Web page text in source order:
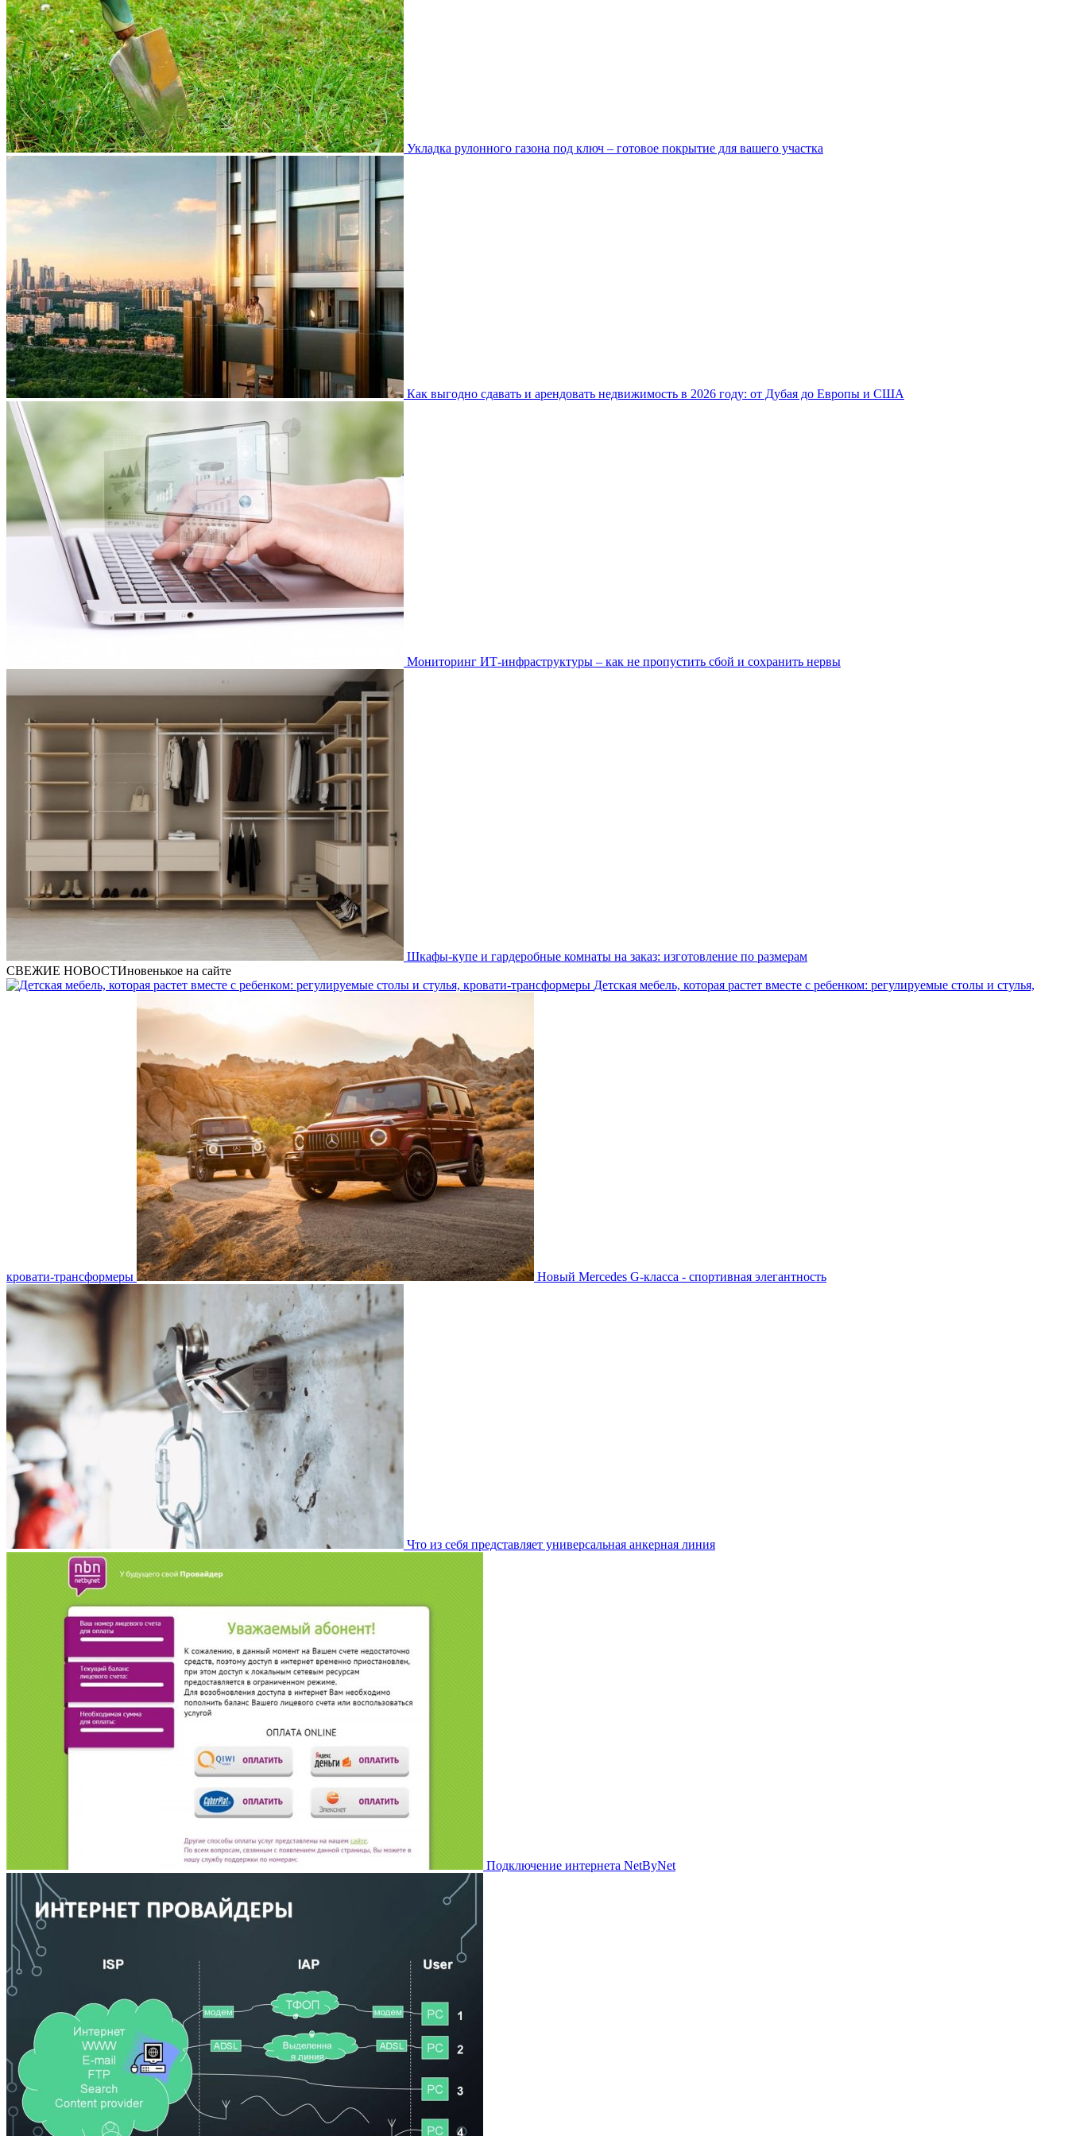
Укладка рулонного газона под ключ – готовое покрытие для вашего участка
Как выгодно сдавать и арендовать недвижимость в 2026 году: от Дубая до Европы и США
Мониторинг ИТ-инфраструктуры – как не пропустить сбой и сохранить нервы
Шкафы-купе и гардеробные комнаты на заказ: изготовление по размерам
СВЕЖИЕ НОВОСТИновенькое на сайте
Детская мебель, которая растет вместе с ребенком: регулируемые столы и стулья,
кровати-трансформеры Новый Mercedes G-класса - спортивная элегантность
Что из себя представляет универсальная анкерная линия
Подключение интернета NetByNet